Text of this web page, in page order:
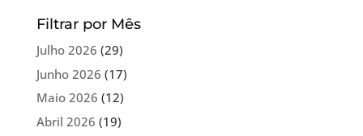
Filtrar por Mês
Julho 2026 (29)
Junho 2026 (17)
Maio 2026 (12)
Abril 2026 (19)